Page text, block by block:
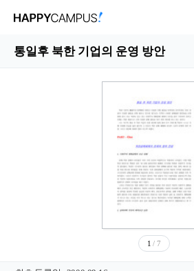
통일후 북한 기업의 운영 방안
1 / 7